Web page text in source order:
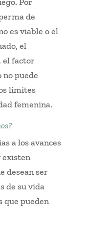
de
es viable o el
el
el factor
puede
límites
femenina.
a los avances
existen
desean ser
de su vida
que pueden